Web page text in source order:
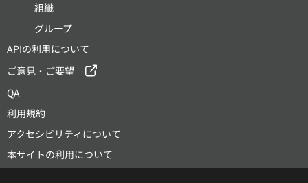
組織
グループ
APIの利用について
ご意見・ご要望
QA
利用規約
アクセシビリティについて
本サイトの利用について